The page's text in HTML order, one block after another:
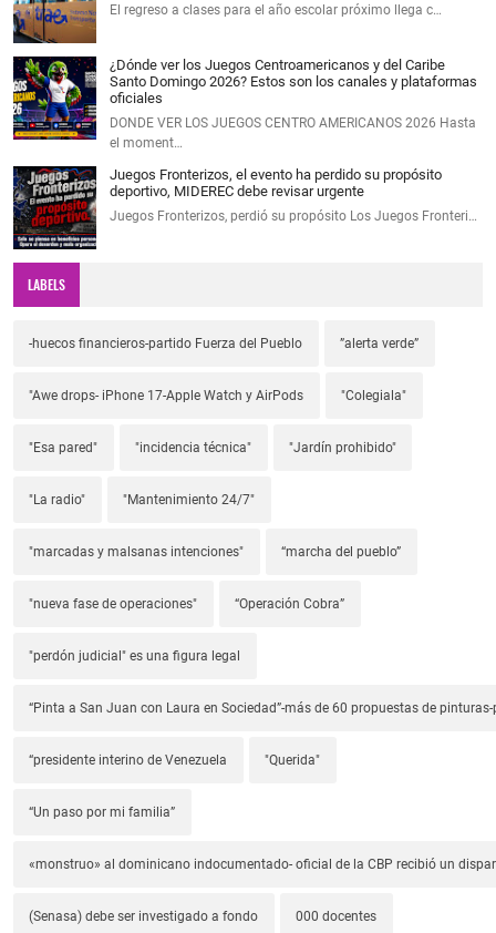
El regreso a clases para el año escolar próximo llega c…
¿Dónde ver los Juegos Centroamericanos y del Caribe
Santo Domingo 2026? Estos son los canales y plataformas
oficiales
DONDE VER LOS JUEGOS CENTRO AMERICANOS 2026 Hasta
el moment…
Juegos Fronterizos, el evento ha perdido su propósito
deportivo, MIDEREC debe revisar urgente
Juegos Fronterizos, perdió su propósito Los Juegos Fronteri…
LABELS
-huecos financieros-partido Fuerza del Pueblo ”alerta verde”
"Awe drops- iPhone 17-Apple Watch y AirPods "Colegiala"
"Esa pared" "incidencia técnica" "Jardín prohibido"
"La radio" "Mantenimiento 24/7"
"marcadas y malsanas intenciones" “marcha del pueblo”
"nueva fase de operaciones" “Operación Cobra”
"perdón judicial" es una figura legal
“Pinta a San Juan con Laura en Sociedad”-más de 60 propuestas de
“presidente interino de Venezuela "Querida"
“Un paso por mi familia”
«monstruo» al dominicano indocumentado- oficial de la CBP recibió un
(Senasa) debe ser investigado a fondo 000 docentes